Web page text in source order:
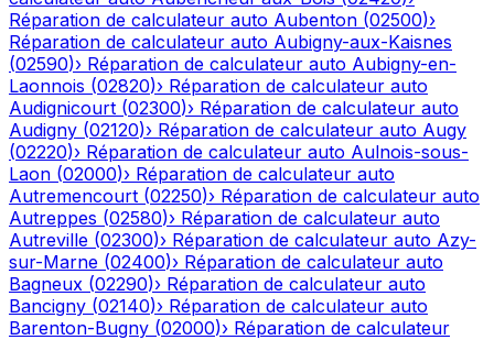
Réparation de calculateur auto Aubenton (02500)›
Réparation de calculateur auto Aubigny-aux-Kaisnes
(02590)› Réparation de calculateur auto Aubigny-en-
Laonnois (02820)› Réparation de calculateur auto
Audignicourt (02300)› Réparation de calculateur auto
Audigny (02120)› Réparation de calculateur auto Augy
(02220)› Réparation de calculateur auto Aulnois-sous-
Laon (02000)› Réparation de calculateur auto
Autremencourt (02250)› Réparation de calculateur auto
Autreppes (02580)› Réparation de calculateur auto
Autreville (02300)› Réparation de calculateur auto Azy-
sur-Marne (02400)› Réparation de calculateur auto
Bagneux (02290)› Réparation de calculateur auto
Bancigny (02140)› Réparation de calculateur auto
Barenton-Bugny (02000)› Réparation de calculateur